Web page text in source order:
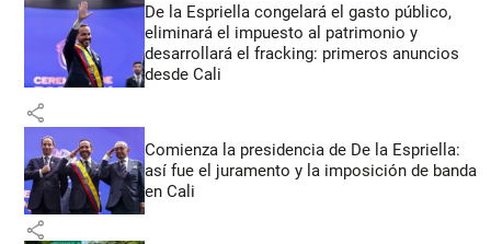
De la Espriella congelará el gasto público,
eliminará el impuesto al patrimonio y
desarrollará el fracking: primeros anuncios
desde Cali
share
Comienza la presidencia de De la Espriella:
así fue el juramento y la imposición de banda
en Cali
share